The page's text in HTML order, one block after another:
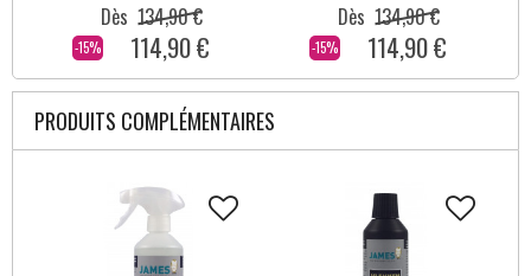
-15%
Dès 134,90 €
114,90 € -15%
Dès 134,90 €
114,90 €
PRODUITS COMPLÉMENTAIRES